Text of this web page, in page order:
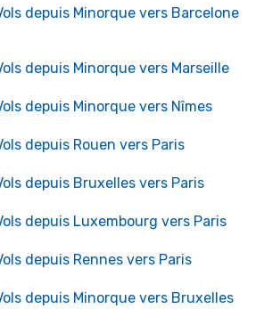
depuis Minorque vers Barcelone
depuis Minorque vers Marseille
depuis Minorque vers Nîmes
depuis Rouen vers Paris
depuis Bruxelles vers Paris
depuis Luxembourg vers Paris
depuis Rennes vers Paris
depuis Minorque vers Bruxelles